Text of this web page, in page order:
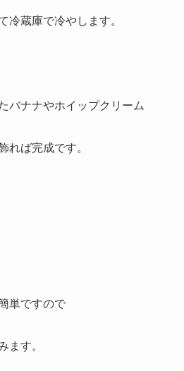
冷蔵庫で冷やします。
バナナやホイップクリーム
れば完成です。
単ですので
ます。